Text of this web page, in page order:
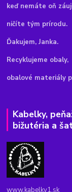
keď nemáte oň
ničíte tým prírodu.
Ďakujem, Janka.
Recyklujeme obaly,
obalové materiály
Kabelky,
bižutéria a
www.kabelky1.sk